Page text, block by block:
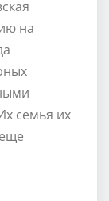
на
семья их